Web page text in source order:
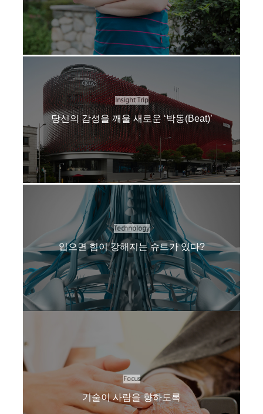
Insight Trip
당신의 감성을 깨울 새로운 ‘박동(Beat)’
Technology
입으면 힘이 강해지는 슈트가 있다?
Focus
기술이 사람을 향하도록